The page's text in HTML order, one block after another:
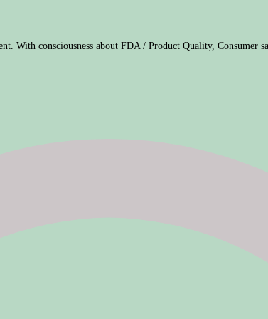
With consciousness about FDA / Product Quality, Consumer